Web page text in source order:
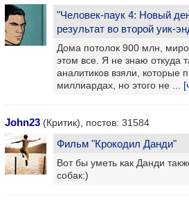
"Человек-паук 4: Новый
результат во второй уик-
Дома потолок 900 млн,
этом все. Я не знаю откуда
аналитиков взяли, которые
миллиардах, но этого не ...
John23 (Критик), постов: 31584
Фильм "Крокодил Данди"
Вот бы уметь как Данди
собак:)